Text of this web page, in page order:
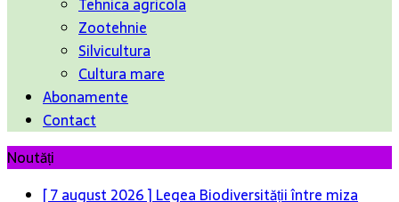
Zootehnie
Silvicultura
Cultura mare
Abonamente
Contact
Noutăți
[ 7 august 2026 ] Legea Biodiversității între miza